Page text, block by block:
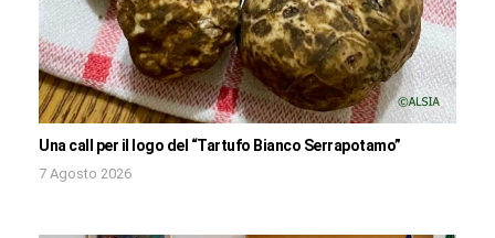
Una call per il logo del “Tartufo Bianco Serrapotamo”
7 Agosto 2026